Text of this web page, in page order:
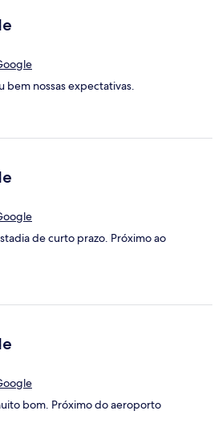
bem nossas expectativas.
de curto prazo. Próximo ao
bom. Próximo do aeroporto